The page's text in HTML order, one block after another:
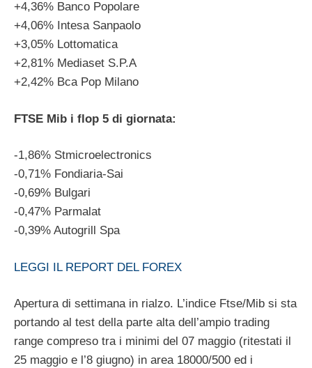
+4,36% Banco Popolare
+4,06% Intesa Sanpaolo
+3,05% Lottomatica
+2,81% Mediaset S.P.A
+2,42% Bca Pop Milano
FTSE Mib i flop 5 di giornata:
-1,86% Stmicroelectronics
-0,71% Fondiaria-Sai
-0,69% Bulgari
-0,47% Parmalat
-0,39% Autogrill Spa
LEGGI IL REPORT DEL FOREX
Apertura di settimana in rialzo. L’indice Ftse/Mib si sta
portando al test della parte alta dell’ampio trading
range compreso tra i minimi del 07 maggio (ritestati il
25 maggio e l’8 giugno) in area 18000/500 ed i